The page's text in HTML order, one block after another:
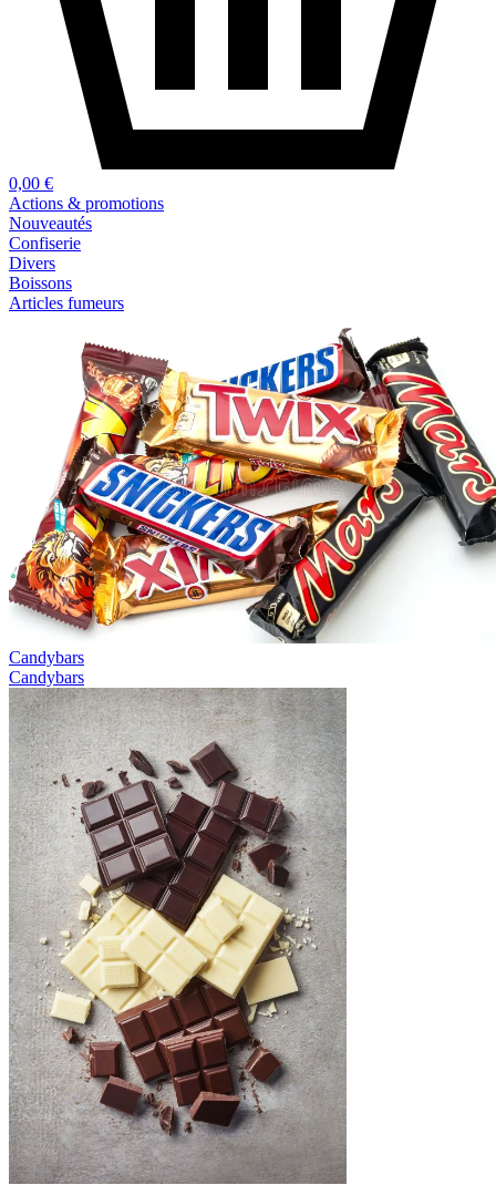
0,00 €
Actions & promotions
Nouveautés
Confiserie
Divers
Boissons
Articles fumeurs
Candybars
Candybars